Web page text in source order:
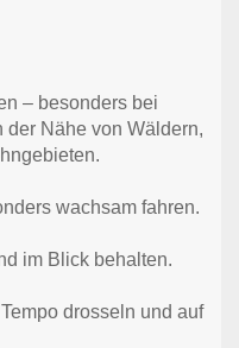
– besonders bei
Nähe von Wäldern,
wachsam fahren.
im Blick behalten.
drosseln und auf